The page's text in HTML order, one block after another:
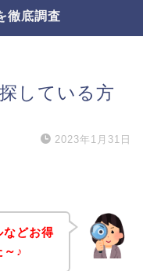
徹底調査
している方
2023年1月31日
などお得
♪